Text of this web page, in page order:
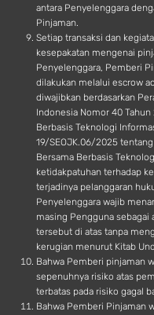
antara Penyelenggara
Pinjaman.
Setiap transaksi dan
kesepakatan mengenai
Penyelenggara, Pemberi
dilakukan melalui escrow
diwajibkan berdasarkan
Indonesia Nomor 40
Berbasis Teknologi
19/SEOJK.06/2025
Bersama Berbasis
ketidakpatuhan terhadap
terjadinya pelanggaran
Penyelenggara wajib
masing Pengguna sebagai
tersebut di atas tanpa
kerugian menurut Kitab
Bahwa Pemberi pinjaman
sepenuhnya risiko atas
terbatas pada risiko gagal
Bahwa Pemberi Pinjaman